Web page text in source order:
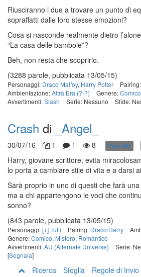
Riusciranno i due a trovare un punto di
sopraffatti dalle loro stesse emozioni?
Cosa si nasconde realmente dietro
“La casa delle bambole”?
Beh, non resta che scoprirlo.
(3288 parole, pubblicata 13/05/15)
Personaggi: Draco Malfoy, Harry Potter Pairing:
Ambientazione:Altra Era (?-?) Genere:Comico
Avvertimenti:Slash Serie: Nessuno Sfide:
Crash di _Angel_
30/07/16 1 1 8 Post-DH
Harry, giovane scrittore, evita
lo porta a cambiare stile di vita e a darsi
Sarà proprio in uno di questi che farà
ma a chi appartengono le voci che
sonno?
(843 parole, pubblicata 13/05/15)
Personaggi:[+] Tutti Pairing: Draco/Harry
Genere:Comico, Mistero, Romantico
Avvertimenti:AU (Alternate Universe) Serie:
[Segnala]
Ricerca Sfoglia Regole di Invio